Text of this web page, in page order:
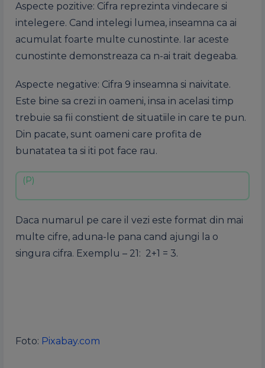
Aspecte pozitive: Cifra reprezinta vindecare si
intelegere. Cand intelegi lumea, inseamna ca ai
acumulat foarte multe cunostinte. Iar aceste
cunostinte demonstreaza ca n-ai trait degeaba.
Aspecte negative: Cifra 9 inseamna si naivitate.
Este bine sa crezi in oameni, insa in acelasi timp
trebuie sa fii constient de situatiile in care te pun.
Din pacate, sunt oameni care profita de
bunatatea ta si iti pot face rau.
Daca numarul pe care il vezi este format din mai
multe cifre, aduna-le pana cand ajungi la o
singura cifra. Exemplu – 21: 2+1 = 3.
Foto: Pixabay.com